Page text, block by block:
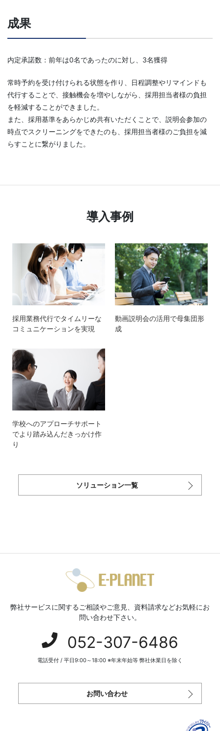
成果
内定承諾数：前年は0名であったのに対し、3名獲得
常時予約を受け付けられる状態を作り、日程調整やリマインドも
代行することで、接触機会を増やしながら、採用担当者様の負担
を軽減することができました。
また、採用基準をあらかじめ共有いただくことで、説明会参加の
時点でスクリーニングをできたのも、採用担当者様のご負担を減
らすことに繋がりました。
導入事例
採用業務代行でタイムリーな
コミュニケーションを実現
動画説明会の活用で母集団形
成
学校へのアプローチサポート
でより踏み込んだきっかけ作
り
ソリューション一覧
弊社サービスに関するご相談やご意見、資料請求などお気軽にお
問い合わせ下さい。
052-307-6486
電話受付 / 平日9:00～18:00 ※年末年始等 弊社休業日を除く
お問い合わせ